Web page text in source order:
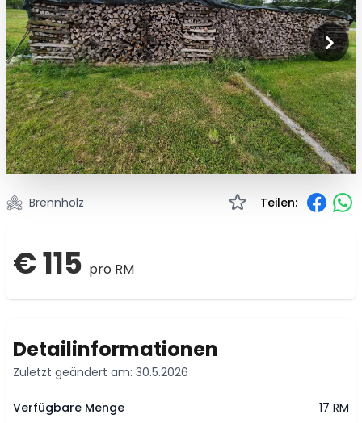
Brennholz Teilen:
€ 115 pro RM
Detailinformationen
Zuletzt geändert am: 30.5.2026
Verfügbare Menge 17 RM